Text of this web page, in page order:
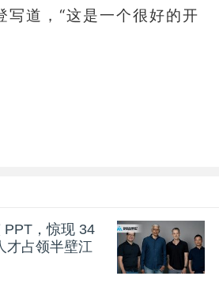
写道，“这是一个很好的开
PPT，惊现 34
才占领半壁江